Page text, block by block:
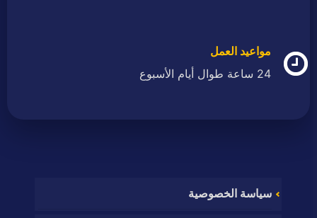
مواعيد العمل
24 ساعة طوال أيام الأسبوع
سياسة الخصوصية